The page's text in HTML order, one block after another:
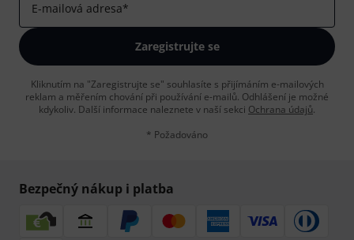
E-mailová adresa*
Zaregistrujte se
Kliknutím na "Zaregistrujte se" souhlasíte s přijímáním e-mailových
reklam a měřením chování při používání e-mailů. Odhlášení je možné
kdykoliv. Další informace naleznete v naší sekci Ochrana údajů.
* Požadováno
Bezpečný nákup i platba